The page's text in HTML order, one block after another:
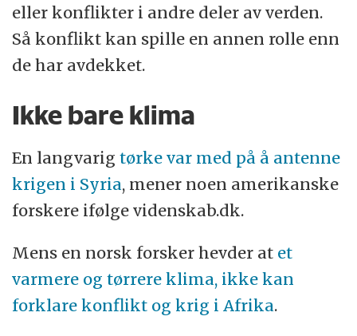
eller konflikter i andre deler av verden.
Så konflikt kan spille en annen rolle enn
de har avdekket.
Ikke bare klima
En langvarigtørke var med på å antenne
krigen i Syria, mener noen amerikanske
forskere ifølge videnskab.dk.
Mens en norsk forsker hevder at et
varmere og tørrere klima, ikke kan
forklare konflikt og krig i Afrika.